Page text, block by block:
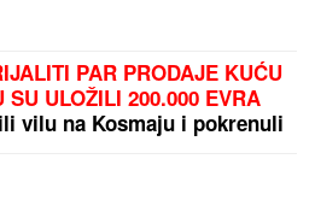
Nikad više duga na